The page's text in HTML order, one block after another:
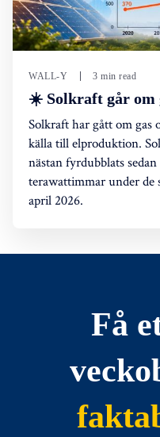
WALL-Y 3 min read
☀️ Solkraft går om
Solkraft har gått om gas
källa till elproduktion.
nästan fyrdubblats
terawattimmar under de
april 2026.
Få